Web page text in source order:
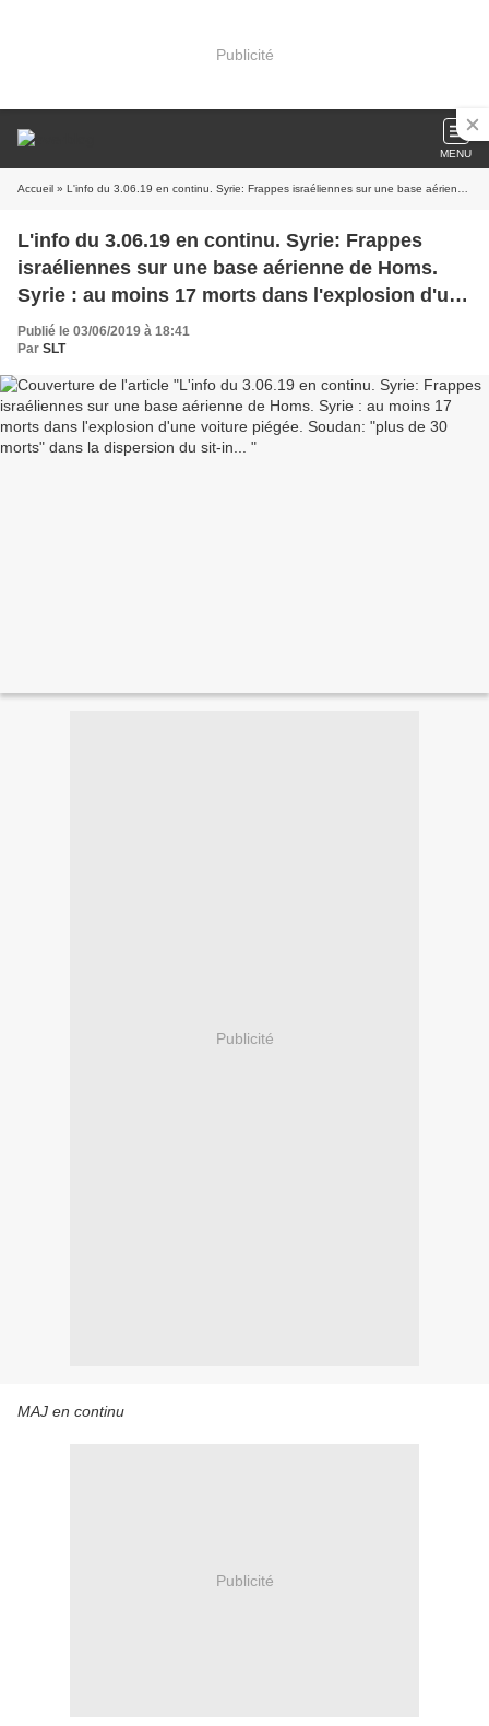
Publicité
MENU
Accueil » L'info du 3.06.19 en continu. Syrie: Frappes israéliennes sur une base aérienne de Homs. Syrie : au moins 17 morts dans l'explosion d'une voiture piégée. Soudan: "plus de 30 morts" dans la dispersion du sit-in...
L'info du 3.06.19 en continu. Syrie: Frappes
israéliennes sur une base aérienne de Homs.
Syrie : au moins 17 morts dans l'explosion d'une
voiture piégée. Soudan: "plus de 30 morts"
dans la dispersion du sit-in...
Publié le 03/06/2019 à 18:41
Par SLT
Publicité
MAJ en continu
Publicité